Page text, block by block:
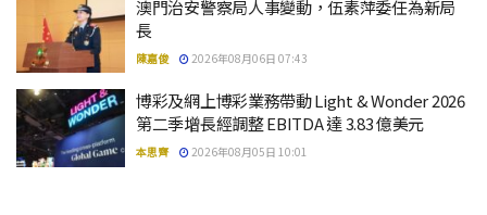
澳門治安警察局人事變動，伍素萍委任為新局
長
陳嘉俊 2026年08月06日 07:43
博彩及網上博彩業務帶動 Light & Wonder 2026
第二季增長經調整 EBITDA 達 3.83 億美元
本思齊 2026年08月05日 10:01